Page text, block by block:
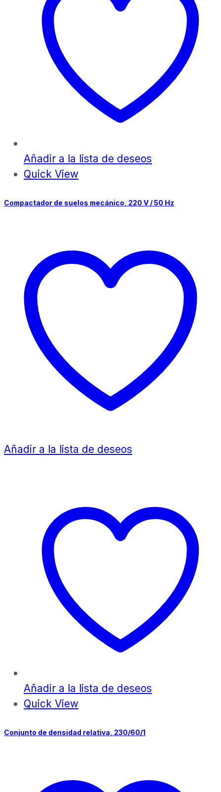
Añadir a la lista de deseos
Quick View
Compactador de suelos mecánico, 220 V / 50 Hz
Añadir a la lista de deseos
Añadir a la lista de deseos
Quick View
Conjunto de densidad relativa, 230/60/1